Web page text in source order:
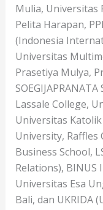
Mulia, Universitas
Pelita Harapan,
(Indonesia
Universitas
Prasetiya Mulya,
Lassale College,
Universitas
University,
Business School,
Relations),
Universitas Esa
Bali, dan UKRIDA